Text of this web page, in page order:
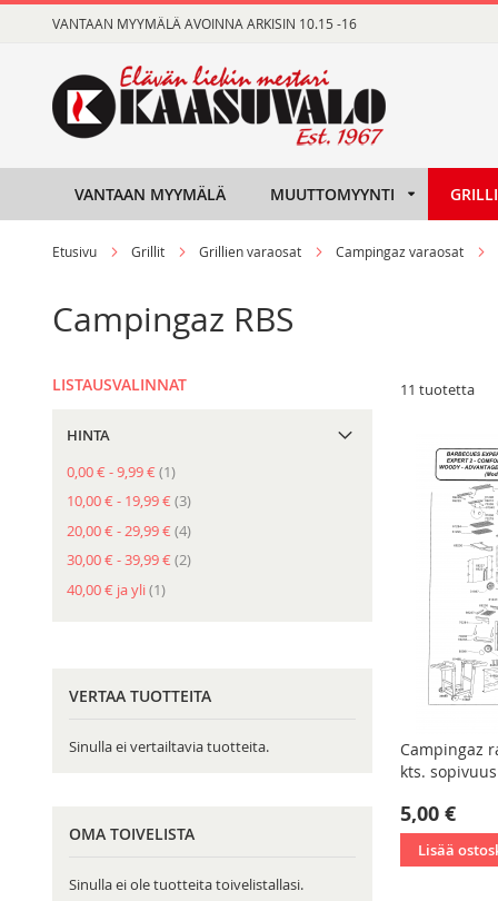
to
VANTAAN MYYMÄLÄ AVOINNA ARKISIN 10.15 -16
VANTAAN MYYMÄLÄ MUUTTOMYYNTI
Etusivu Grillit Grillien varaosat Campingaz varaosat
Campingaz RBS
11 tuotetta
Campingaz
kts. sopivuus
5,00 €
Lisää
LISTAUSVALINNAT
HINTA
0,00 € -9,99 € 1tuote
10,00 € - 19,99 € 3tuote
20,00 € - 29,99 € 4tuote
30,00 € -39,99 € 2tuote
40,00 € ja yli 1tuote
VERTAA TUOTTEITA
Sinulla ei vertailtavia tuotteita.
OMA TOIVELISTA
Sinulla ei ole tuotteita toivelistallasi.